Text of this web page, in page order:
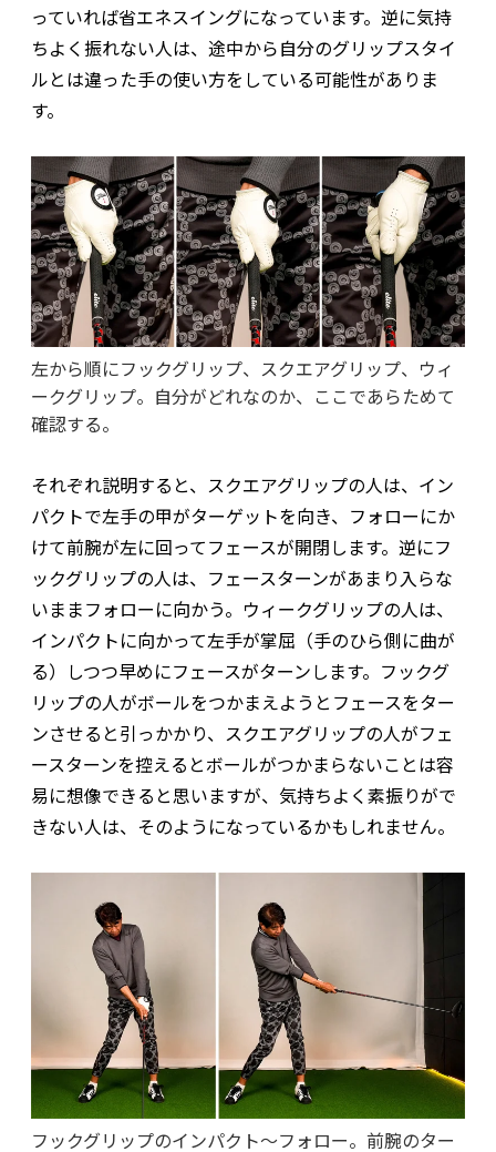
っていれば省エネスイングになっています。逆に気持
ちよく振れない人は、途中から自分のグリップスタイ
ルとは違った手の使い方をしている可能性がありま
す。
左から順にフックグリップ、スクエアグリップ、ウィ
ークグリップ。自分がどれなのか、ここであらためて
確認する。
それぞれ説明すると、スクエアグリップの人は、イン
パクトで左手の甲がターゲットを向き、フォローにか
けて前腕が左に回ってフェースが開閉します。逆にフ
ックグリップの人は、フェースターンがあまり入らな
いままフォローに向かう。ウィークグリップの人は、
インパクトに向かって左手が掌屈（手のひら側に曲が
る）しつつ早めにフェースがターンします。フックグ
リップの人がボールをつかまえようとフェースをター
ンさせると引っかかり、スクエアグリップの人がフェ
ースターンを控えるとボールがつかまらないことは容
易に想像できると思いますが、気持ちよく素振りがで
きない人は、そのようになっているかもしれません。
フックグリップのインパクト～フォロー。前腕のター